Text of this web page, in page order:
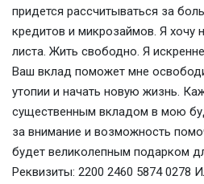
придется рассчитываться за
кредитов и микрозаймов. Я хочу
листа. Жить свободно. Я
Ваш вклад поможет мне
утопии и начать новую жизнь.
существенным вкладом в мою
за внимание и возможность
будет великолепным подарком
Реквизиты: 2200 2460 5874 0278